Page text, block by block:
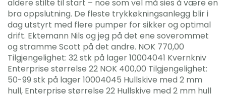
aldere stilte til start – noe som vel må sies å være en
bra oppslutning. De fleste trykkøkningsanlegg blir i
dag utstyrt med flere pumper for sikker og optimal
drift. Ektemann Nils og jeg på det ene soverommet
og stramme Scott på det andre. NOK 770,00
Tilgjengelighet: 32 stk på lager 10004041 Kvernkniv
Enterprise størrelse 22 NOK 400,00 Tilgjengelighet:
50-99 stk på lager 10004045 Hullskive med 2 mm
hull, Enterprise størrelse 22 Hullskive med 2 mm hull